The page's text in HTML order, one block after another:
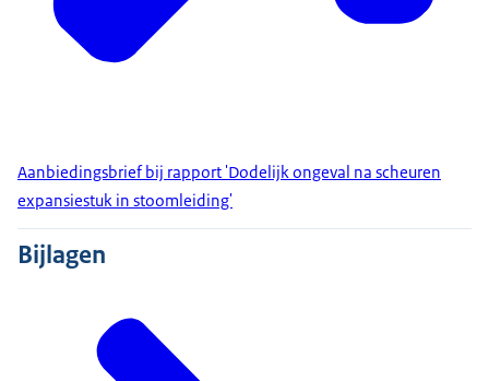
Aanbiedingsbrief bij rapport 'Dodelijk ongeval na scheuren
expansiestuk in stoomleiding'
Bijlagen